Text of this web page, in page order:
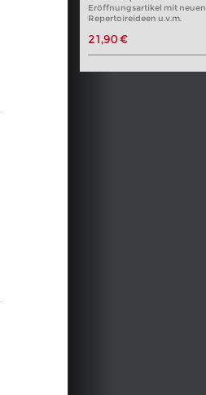
Eröffnungsartikel mit neuen
Repertoireideen u.v.m.
21,90 €